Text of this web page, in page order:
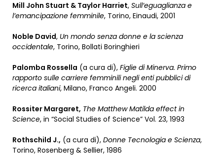
Mill John Stuart & Taylor Harriet, Sull’eguaglianza e
l’emancipazione femminile, Torino, Einaudi, 2001
Noble David, Un mondo senza donne e la scienza
occidentale, Torino, Bollati Boringhieri
Palomba Rossella (a cura di), Figlie di Minerva. Primo
rapporto sulle carriere femminili negli enti pubblici di
ricerca italiani, Milano, Franco Angeli. 2000
Rossiter Margaret, The Matthew Matilda effect in
Science, in “Social Studies of Science” Vol. 23, 1993
Rothschild J., (a cura di), Donne Tecnologia e Scienza,
Torino, Rosenberg & Sellier, 1986